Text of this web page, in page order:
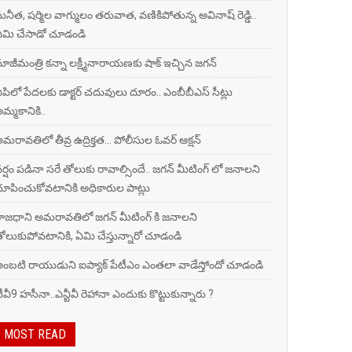
షర్మిల వాగ్ములం తరువాత, వణికిపోతున్న అవినాష్ రెడ్డి..
చేసాడో చూడండి
కన్నా లక్ష్మీనారాయణకు షాక్ ఇచ్చిన జగన్
పేదలకు డాక్టర్ చదువులు దూరం.. ఎంబీబీఎస్ సీట్లు
తీవ్ర ఉద్రిక్తత... పోలీసుల ఓవర్ ఆక్షన్
పడినా సరే తోలుకు రావాల్సిందే.. జగన్ మీటింగ్ లో జనాలని
అధికారుల పాట్లు
అమరావతిలో జగన్ మీటింగ్ కి జనాలని
ఏమి చేస్తున్నారో చూడండి
రాయుడుని ఐప్యాక్ పేటీఎం ఎంతలా వాడేస్తోందో చూడండి
హ‌సీనా..ఎన్టీవీ రెహానా ఎందుకు కొట్టుకున్నారు ?
MOST READ